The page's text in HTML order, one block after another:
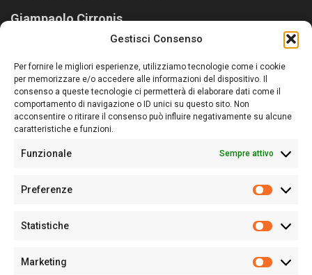
Gestisci Consenso
Per fornire le migliori esperienze, utilizziamo tecnologie come i cookie
per memorizzare e/o accedere alle informazioni del dispositivo. Il
consenso a queste tecnologie ci permetterà di elaborare dati come il
comportamento di navigazione o ID unici su questo sito. Non
acconsentire o ritirare il consenso può influire negativamente su alcune
caratteristiche e funzioni.
Funzionale Sempre attivo
Preferenze
Statistiche
Marketing
Giampaolo Cirronis
Sardegna Ieri-Oggi-Domani nasce per informare “liberamente” i
lettori su quanto accade in Sardegna, con un occhio rivolto al
nostro passato e, soprattutto, al nostro futuro
Follow Us
Sede:Via Cristoforo Colombo 09013 Carbonia
Partita IVA02270380922
128/2020 del 10/02/2020